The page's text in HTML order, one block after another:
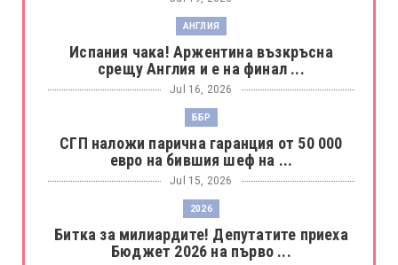
АНГЛИЯ
Испания чака! Аржентина възкръсна
срещу Англия и е на финал ...
Jul 16, 2026
ББР
СГП наложи парична гаранция от 50 000
евро на бившия шеф на ...
Jul 15, 2026
2026
Битка за милиардите! Депутатите приеха
Бюджет 2026 на първо ...